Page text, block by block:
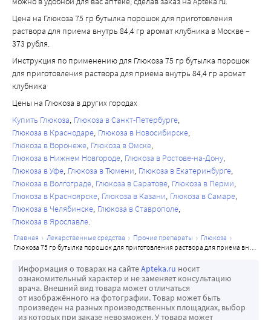
Цена на Глюкоза 75 гр бутылка порошок для приготовления
раствора для приема внутрь 84,4 гр аромат клубника в Москве –
373 рубля.
Инструкция по применению для Глюкоза 75 гр бутылка порошок
для приготовления раствора для приема внутрь 84,4 гр аромат
клубника
Цены на Глюкоза в других городах
Купить Глюкоза Глюкоза в Санкт-Петербурге
Глюкоза в Краснодаре Глюкоза в Новосибирске
Глюкоза в Воронеже Глюкоза в Омске
Глюкоза в Нижнем Новгороде Глюкоза в Ростове-на-Дону
Глюкоза в Уфе Глюкоза в Тюмени Глюкоза в Екатеринбурге
Глюкоза в Волгограде Глюкоза в Саратове Глюкоза в Перми
Глюкоза в Красноярске Глюкоза в Казани Глюкоза в Самаре
Глюкоза в Челябинске Глюкоза в Ставрополе
Глюкоза в Ярославле
главная лекарственные средства прочие препараты
глюкоза
глюкоза 75 гр бутылка порошок для приготовления раствора для приема внутрь 84,4 гр аромат клубника
Информация о товарах на сайтеApteka.ru носит
ознакомительный характер и не заменяет консультацию
врача. Внешний вид товара может отличаться
от изображённого на фотографии. Товар может быть
произведен на разных производственных площадках, выбор
из которых при заказе невозможен. У товара может